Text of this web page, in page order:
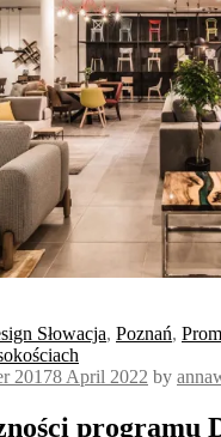
Słowacja, Poznań,
20178 April 2022 by
programu